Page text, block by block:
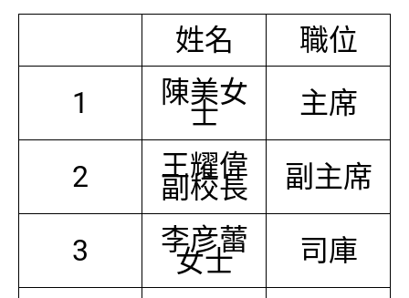
姓名
職位
1
陳美女
士 主席
2 王耀偉
副校長 副主席
3 李彦蕾
女士 司庫